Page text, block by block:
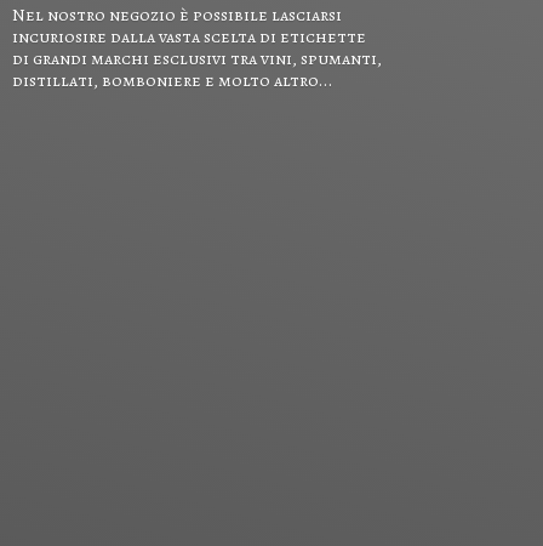
Nel nostro negozio è possibile lasciarsi
incuriosire dalla vasta scelta di etichette
di grandi marchi esclusivi tra vini, spumanti,
distillati, bomboniere e molto altro...